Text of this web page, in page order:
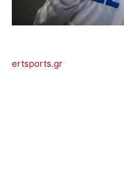
ertsports.gr